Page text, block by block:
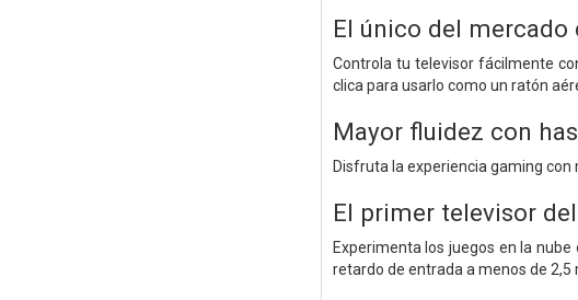
El único del
Controla tu televisor fácilmente
clica para usarlo como un ratón
Mayor fluidez con
Disfruta la experiencia gaming con
El primer televisor
Experimenta los juegos en la
retardo de entrada a menos de